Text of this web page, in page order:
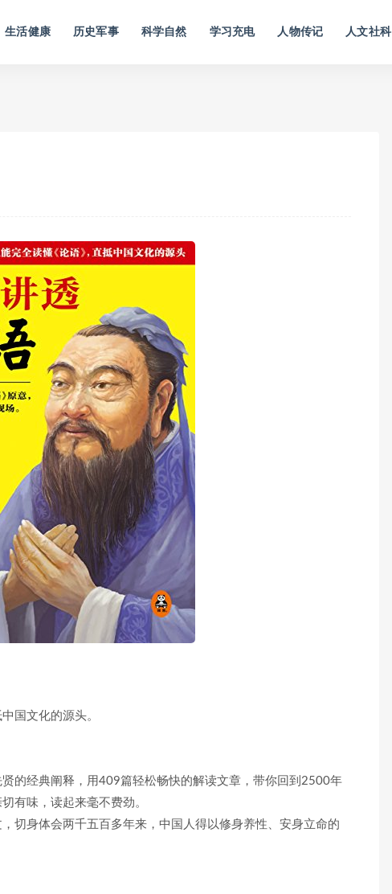
生活健康 历史军事 科学自然 学习充电 人物传记 人文社科
国文化的源头。
的经典阐释，用409篇轻松畅快的解读文章，带你回到2500年
有味，读起来毫不费劲。
切身体会两千五百多年来，中国人得以修身养性、安身立命的